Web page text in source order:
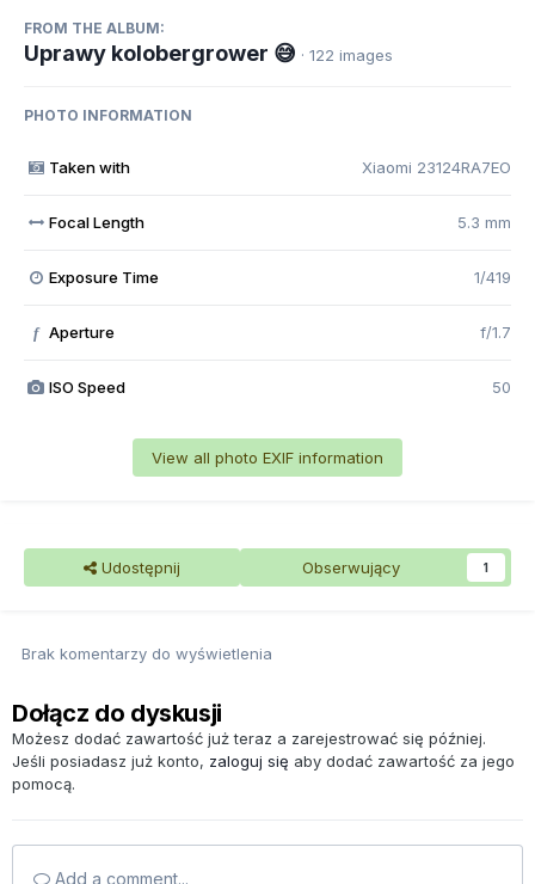
FROM THE ALBUM:
Uprawy kolobergrower 😅 · 122 images
PHOTO INFORMATION
Taken with Xiaomi 23124RA7EO
Focal Length 5.3 mm
Exposure Time 1/419
f Aperture f/1.7
ISO Speed 50
View all photo EXIF information
Udostępnij Obserwujący 1
Brak komentarzy do wyświetlenia
Dołącz do dyskusji
Możesz dodać zawartość już teraz a zarejestrować się później.
Jeśli posiadasz już konto, zaloguj się aby dodać zawartość za jego
pomocą.
Add a comment...